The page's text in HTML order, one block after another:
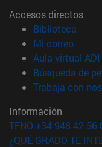
Accesos directos
Biblioteca
Mi correo(abre
Aula virtual ADI
Búsqueda de
Trabaja con
Información
TFNO +34 948 42 56
¿QUÉ GRADO TE